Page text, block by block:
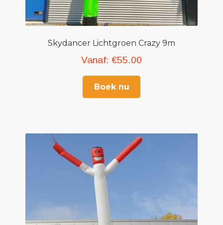
Skydancer Lichtgroen Crazy 9m
Vanaf: €55.00
Boek nu